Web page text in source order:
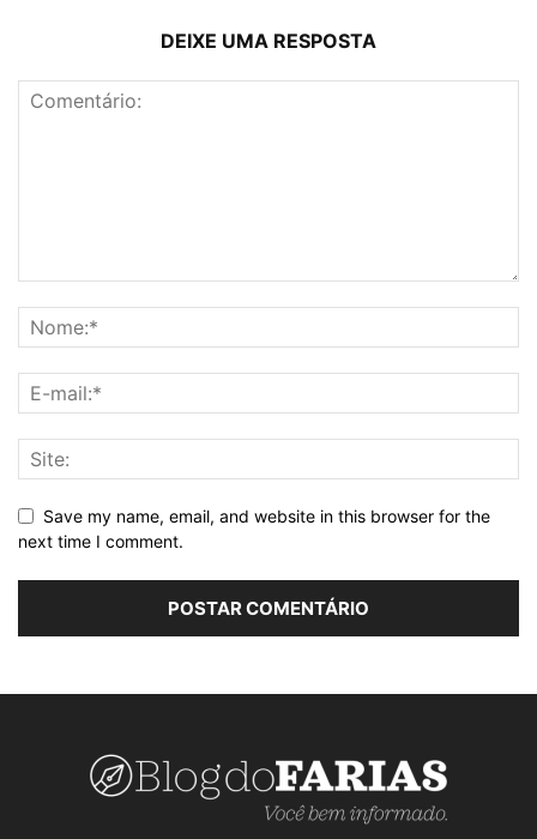
DEIXE UMA RESPOSTA
Save my name, email, and website in this browser for the
next time I comment.